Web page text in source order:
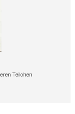
Teilchen